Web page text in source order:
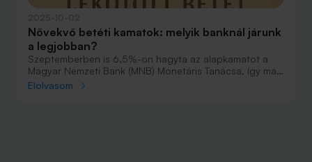
Növekvő betéti kamatok: melyik banknál járunk
a legjobban?
Szeptemberben is 6,5%-on hagyta az alapkamatot a
Magyar Nemzeti Bank (MNB) Monetáris Tanácsa, így már
egy éve változatlan az irányadó ráta.
Elolvasom